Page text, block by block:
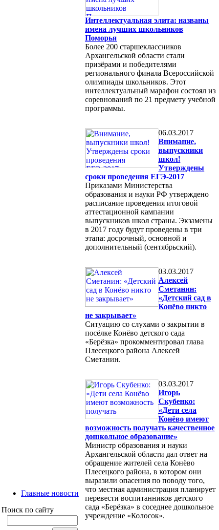
Главные новости
Поиск по сайту
Интеллектуальная элита: названы
имена лучших школьников
Поморья
Более 200 старшеклассников
Архангельской области стали
призёрами и победителями
регионального финала Всероссийской
олимпиады школьников. Этот
интеллектуальный марафон состоял из
соревнований по 21 предмету учебной
программы.
06.03.2017
Внимание,
выпускники
школ!
Утверждены
сроки проведения ЕГЭ-2017
Приказами Министерства
образования и науки РФ утверждено
расписание проведения итоговой
аттестационной кампании
выпускников школ страны. Экзамены
в 2017 году будут проведены в три
этапа: досрочный, основной и
дополнительный (сентябрьский).
03.03.2017
Алексей
Сметанин:
«Детский сад в
Конёво никто
не закрывает»
Ситуацию со слухами о закрытии в
посёлке Конёво детского сада
«Берёзка» прокомментировал глава
Плесецкого района Алексей
Сметанин.
03.03.2017
Игорь
Скубенко:
«Дети села
Конёво имеют
возможность получать качественное
дошкольное образование»
Министр образования и науки
Архангельской области дал ответ на
обращение жителей села Конёво
Плесецкого района, в котором они
выразили опасения по поводу того,
что местная администрация планирует
перевести воспитанников детского
сада «Берёзка» в соседнее дошкольное
учреждение «Колосок».